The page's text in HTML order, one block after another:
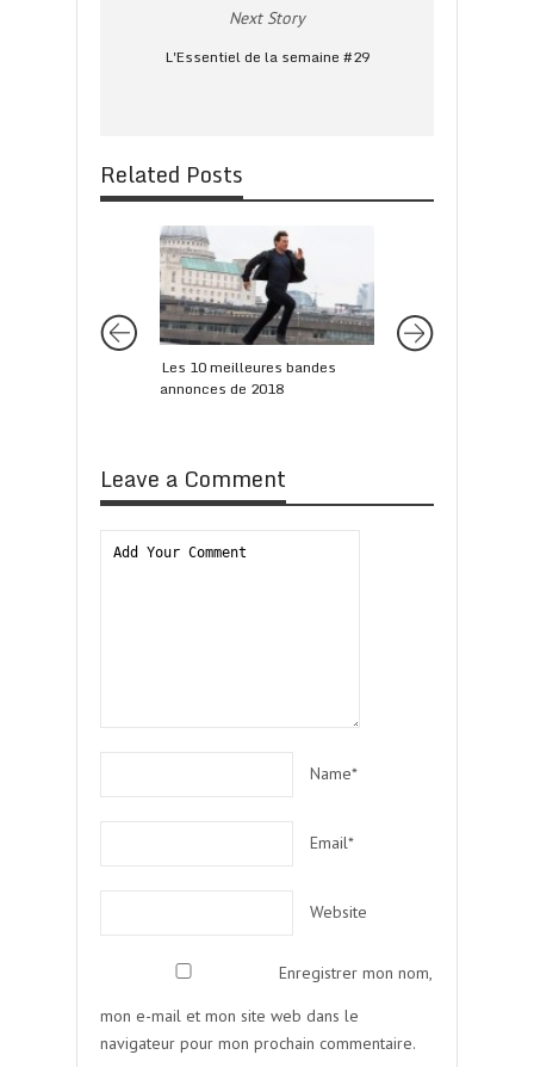
Next Story
L'Essentiel de la semaine #29
Related Posts
Les 10 meilleures bandes
annonces de 2018
Leave a Comment
Name*
Email*
Website
Enregistrer mon nom,
mon e-mail et mon site web dans le
navigateur pour mon prochain commentaire.